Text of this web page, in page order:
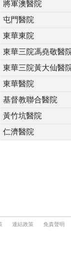
連結政策
免責聲明